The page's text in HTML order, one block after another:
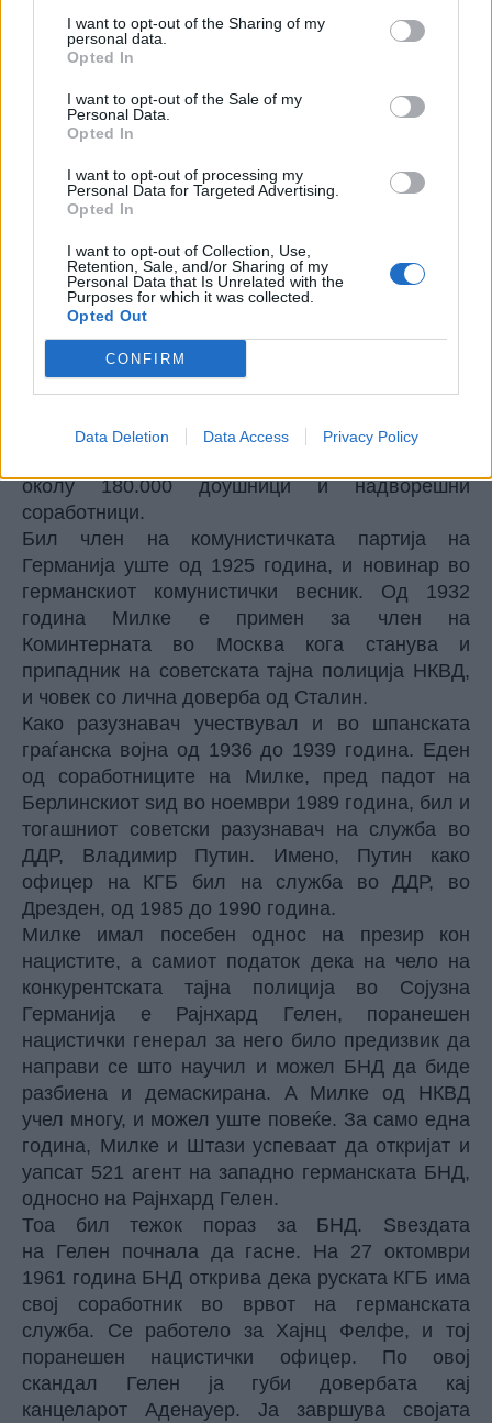
I want to opt-out of the Sharing of my
personal data.
Opted In
I want to opt-out of the Sale of my
Personal Data.
Opted In
I want to opt-out of processing my
Personal Data for Targeted Advertising.
Opted In
I want to opt-out of Collection, Use,
Retention, Sale, and/or Sharing of my
Personal Data that Is Unrelated with the
Purposes for which it was collected.
Opted Out
CONFIRM
Data Deletion Data Access Privacy Policy
обвинување".
Во април 1956 година, со закон, Организацијата
Гелен станува Сојузна разузнавачка служба
(Bundesnachrichtendienst), подоцна и кај нас
позната како БНД. Паралелно со ова, Источна
Германија (ДДР) која е дел од сојузот на
Москва, во февруари 1950 година основа своја
разузнавачка служба, Штази.
На чело на оваа служба се поставени кадри
школувани од НКВД во Москва: Ернест
Фолфебер ( 1953-1957) и Ерих Милке кој
раководел со Штази од 1957-1989. Ерих
Милке бил врвен разузнавач, министер за
државна безбедност на ДДР и шеф со најдолг
во годините на својот врв, имала 97.000
околу 180.000 доушници и надворешни
соработници.
Бил член на комунистичката партија на
Германија уште од 1925 година, и новинар во
германскиот комунистички весник. Од 1932
година Милке е примен за член на
Коминтерната во Москва кога станува и
припадник на советската тајна полиција НКВД,
и човек со лична доверба од Сталин.
Како разузнавач учествувал и во шпанската
граѓанска војна од 1936 до 1939 година. Еден
од соработниците на Милке, пред падот на
Берлинскиот ѕид во ноември 1989 година, бил и
тогашниот советски разузнавач на служба во
ДДР, Владимир Путин. Имено, Путин како
офицер на КГБ бил на служба во ДДР, во
Дрезден, од 1985 до 1990 година.
Милке имал посебен однос на презир кон
нацистите, а самиот податок дека на чело на
конкурентската тајна полиција во Сојузна
Германија е Рајнхард Гелен, поранешен
нацистички генерал за него било предизвик да
направи се што научил и можел БНД да биде
разбиена и демаскирана. А Милке од НКВД
учел многу, и можел уште повеќе. За само една
година, Милке и Штази успеваат да откријат и
уапсат 521 агент на западно германската БНД,
односно на Рајнхард Гелен.
Тоа бил тежок пораз за БНД. Ѕвездата
на Гелен почнала да гасне. На 27 октомври
1961 година БНД открива дека руската КГБ има
свој соработник во врвот на германската
служба. Се работело за Хајнц Фелфе, и тој
поранешен нацистички офицер. По овој
скандал Гелен ја губи довербата кај
канцеларот Аденауер. Ја завршува својата